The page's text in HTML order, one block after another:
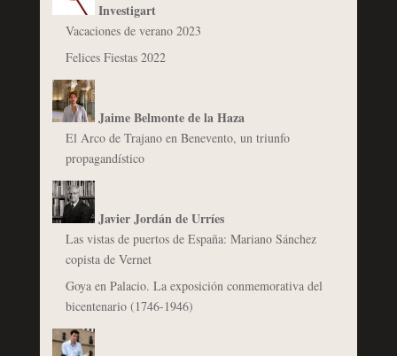
Investigart
Vacaciones de verano 2023
Felices Fiestas 2022
Jaime Belmonte de la Haza
El Arco de Trajano en Benevento, un triunfo
propagandístico
Javier Jordán de Urríes
Las vistas de puertos de España: Mariano Sánchez
copista de Vernet
Goya en Palacio. La exposición conmemorativa del
bicentenario (1746-1946)